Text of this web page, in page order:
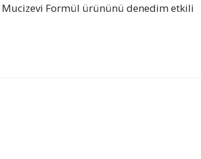
Mucizevi Formül ürününü denedim etkili